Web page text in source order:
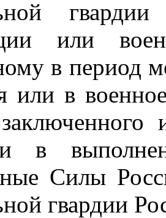
или
в период
или в
в
Силы
гвардии